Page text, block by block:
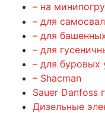
– на
– для
– для
– для
– для буровых
– Shacman
Sauer Danfoss
Дизельные